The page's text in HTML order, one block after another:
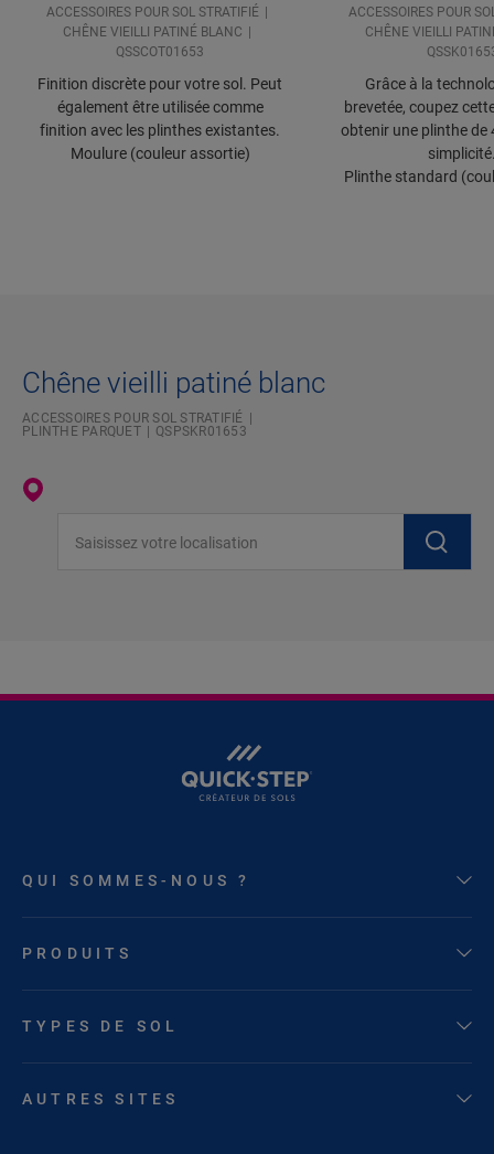
ACCESSOIRES POUR SOL STRATIFIÉ
CHÊNE VIEILLI PATINÉ BLANC
QSSCOT01653
Finition discrète pour votre sol. Peut
également être utilisée comme
finition avec les plinthes existantes.
Moulure (couleur assortie)
ACCESSOIRES POUR
CHÊNE VIEILLI
Grâce à la
brevetée, coupez
obtenir une plinthe de
Plinthe standard
Chêne vieilli patiné blanc
ACCESSOIRES POUR SOL STRATIFIÉ
PLINTHE PARQUET
QSPSKR01653
QUI SOMMES-NOUS ?
PRODUITS
TYPES DE SOL
AUTRES SITES